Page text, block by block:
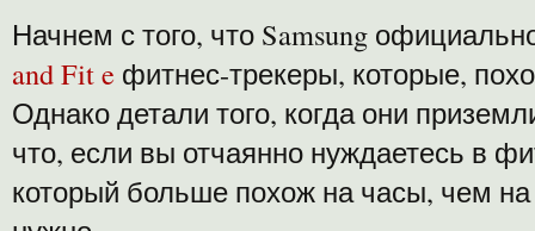
Начнем с того, что Samsung
and Fit e фитнес-трекеры, которые,
Однако детали того, когда они
что, если вы отчаянно нуждаетесь в
который больше похож на часы, чем